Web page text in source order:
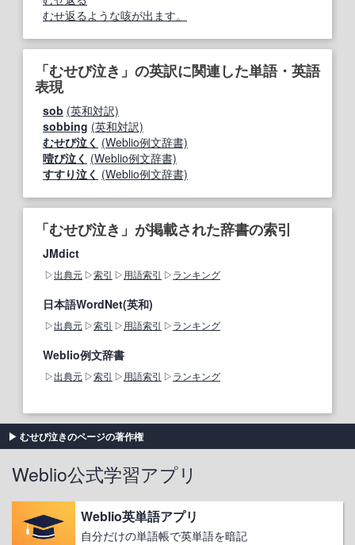
むせ返るような咳が出ます。
「むせび泣き」の英訳に関連した単語・英語
表現
sob (英和対訳)
sobbing (英和対訳)
むせび泣く (Weblio例文辞書)
噎び泣く (Weblio例文辞書)
すすり泣く (Weblio例文辞書)
「むせび泣き」が掲載された辞書の索引
JMdict
出典元 索引 用語索引 ランキング
日本語WordNet(英和)
出典元 索引 用語索引 ランキング
Weblio例文辞書
出典元 索引 用語索引 ランキング
むせび泣きのページの著作権
Weblio公式学習アプリ
Weblio英単語アプリ
自分だけの単語帳で英単語を暗記